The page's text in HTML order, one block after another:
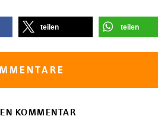
teilen teilen
KOMMENTAR